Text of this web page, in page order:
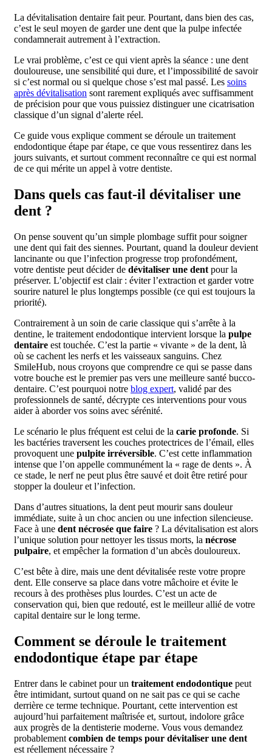
La dévitalisation dentaire fait peur. Pourtant, dans bien des cas,
c’est le seul moyen de garder une dent que la pulpe infectée
condamnerait autrement à l’extraction.
Le vrai problème, c’est ce qui vient après la séance : une dent
douloureuse, une sensibilité qui dure, et l’impossibilité de savoir
si c’est normal ou si quelque chose s’est mal passé. Les soins
après dévitalisation sont rarement expliqués avec suffisamment
de précision pour que vous puissiez distinguer une cicatrisation
classique d’un signal d’alerte réel.
Ce guide vous explique comment se déroule un traitement
endodontique étape par étape, ce que vous ressentirez dans les
jours suivants, et surtout comment reconnaître ce qui est normal
de ce qui mérite un appel à votre dentiste.
Dans quels cas faut-il dévitaliser une
dent ?
On pense souvent qu’un simple plombage suffit pour soigner
une dent qui fait des siennes. Pourtant, quand la douleur devient
lancinante ou que l’infection progresse trop profondément,
votre dentiste peut décider de dévitaliser une dent pour la
préserver. L’objectif est clair : éviter l’extraction et garder votre
sourire naturel le plus longtemps possible (ce qui est toujours la
priorité).
Contrairement à un soin de carie classique qui s’arrête à la
dentine, le traitement endodontique intervient lorsque la pulpe
dentaire est touchée. C’est la partie « vivante » de la dent, là
où se cachent les nerfs et les vaisseaux sanguins. Chez
SmileHub, nous croyons que comprendre ce qui se passe dans
votre bouche est le premier pas vers une meilleure santé bucco-
dentaire. C’est pourquoi notre blog expert, validé par des
professionnels de santé, décrypte ces interventions pour vous
aider à aborder vos soins avec sérénité.
Le scénario le plus fréquent est celui de la carie profonde. Si
les bactéries traversent les couches protectrices de l’émail, elles
provoquent une pulpite irréversible. C’est cette inflammation
intense que l’on appelle communément la « rage de dents ». À
ce stade, le nerf ne peut plus être sauvé et doit être retiré pour
stopper la douleur et l’infection.
Dans d’autres situations, la dent peut mourir sans douleur
immédiate, suite à un choc ancien ou une infection silencieuse.
Face à une dent nécrosée que faire ? La dévitalisation est alors
l’unique solution pour nettoyer les tissus morts, la nécrose
pulpaire, et empêcher la formation d’un abcès douloureux.
C’est bête à dire, mais une dent dévitalisée reste votre propre
dent. Elle conserve sa place dans votre mâchoire et évite le
recours à des prothèses plus lourdes. C’est un acte de
conservation qui, bien que redouté, est le meilleur allié de votre
capital dentaire sur le long terme.
Comment se déroule le traitement
endodontique étape par étape
Entrer dans le cabinet pour un traitement endodontique peut
être intimidant, surtout quand on ne sait pas ce qui se cache
derrière ce terme technique. Pourtant, cette intervention est
aujourd’hui parfaitement maîtrisée et, surtout, indolore grâce
aux progrès de la dentisterie moderne. Vous vous demandez
probablement combien de temps pour dévitaliser une dent
est réellement nécessaire ?